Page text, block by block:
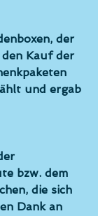
der
Kauf der
und ergab
bzw. dem
die sich
Dank an